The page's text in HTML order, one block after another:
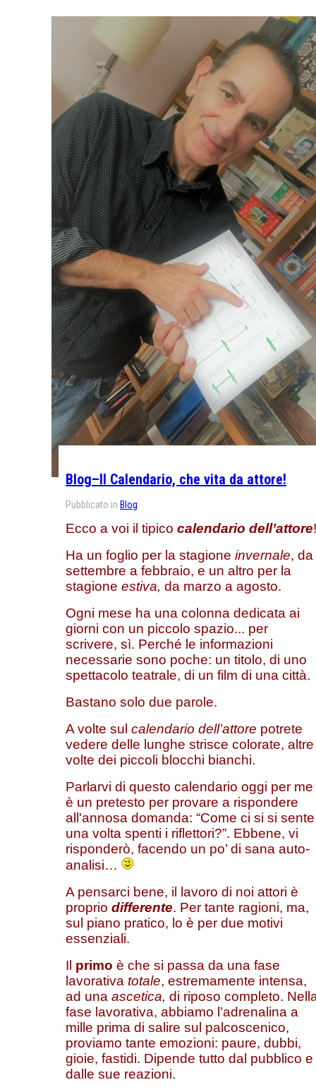
Blog–Il Calendario, che vita da attore!
Pubblicato in Blog
Ecco a voi il tipico calendario dell’attore!
Ha un foglio per la stagione invernale, da
settembre a febbraio, e un altro per la
stagione estiva, da marzo a agosto.
Ogni mese ha una colonna dedicata ai
giorni con un piccolo spazio... per
scrivere, sì. Perché le informazioni
necessarie sono poche: un titolo, di uno
spettacolo teatrale, di un film di una città.
Bastano solo due parole.
A volte sul calendario dell’attore potrete
vedere delle lunghe strisce colorate, altre
volte dei piccoli blocchi bianchi.
Parlarvi di questo calendario oggi per me
è un pretesto per provare a rispondere
all'annosa domanda: “Come ci si si sente
una volta spenti i riflettori?”. Ebbene, vi
risponderò, facendo un po’ di sana auto-
analisi…
A pensarci bene, il lavoro di noi attori è
proprio differente. Per tante ragioni, ma,
sul piano pratico, lo è per due motivi
essenziali.
Il primo è che si passa da una fase
lavorativa totale, estremamente intensa,
ad una ascetica, di riposo completo.
fase lavorativa, abbiamo l’adrenalina a
mille prima di salire sul palcoscenico,
proviamo tante emozioni: paure, dubbi,
gioie, fastidi. Dipende tutto dal pubblico e
dalle sue reazioni.